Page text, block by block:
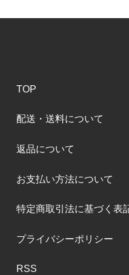
TOP
配送・送料について
返品について
お支払い方法について
特定商取引法に基づく表
プライバシーポリシー
RSS